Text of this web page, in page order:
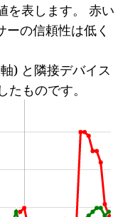
表します。
赤い
の信頼性は低く
) と隣接デバイス
ものです。